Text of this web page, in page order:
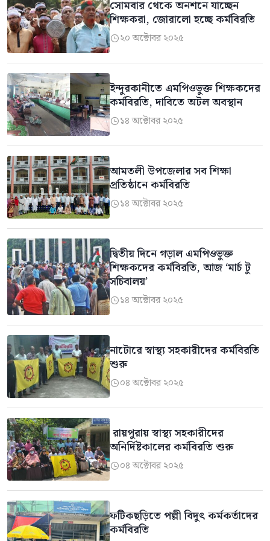
সোমবার থেকে অনশনে যাচ্ছেন
শিক্ষকরা, জোরালো হচ্ছে কর্মবিরতি
২০ অক্টোবর ২০২৫
ইন্দুরকানীতে এমপিওভুক্ত শিক্ষকদের
কর্মবিরতি, দাবিতে অটল অবস্থান
১৪ অক্টোবর ২০২৫
আমতলী উপজেলার সব শিক্ষা
প্রতিষ্ঠানে কর্মবিরতি
১৪ অক্টোবর ২০২৫
দ্বিতীয় দিনে গড়াল এমপিওভুক্ত
শিক্ষকদের কর্মবিরতি, আজ ‘মার্চ টু
সচিবালয়’
১৪ অক্টোবর ২০২৫
নাটোরে স্বাস্থ্য সহকারীদের কর্মবিরতি
শুরু
০৪ অক্টোবর ২০২৫
রায়পুরায় স্বাস্থ্য সহকারীদের
অনির্দিষ্টকালের কর্মবিরতি শুরু
০৪ অক্টোবর ২০২৫
ফটিকছড়িতে পল্লী বিদুৎ কর্মকর্তাদের
কর্মবিরতি